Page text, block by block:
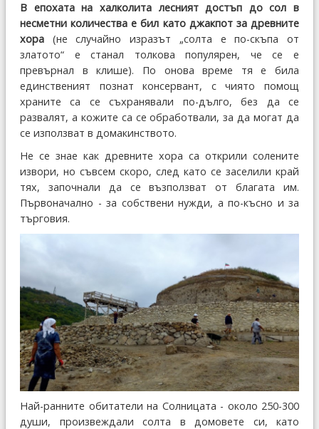
В епохата на халколита лесният достъп до сол в
несметни количества е бил като джакпот за древните
хора (не случайно изразът „солта е по-скъпа от
златото“ е станал толкова популярен, че се е
превърнал в клише). По онова време тя е била
единственият познат консервант, с чиято помощ
храните са се съхранявали по-дълго, без да се
развалят, а кожите са се обработвали, за да могат да
се използват в домакинството.
Не се знае как древните хора са открили солените
извори, но съвсем скоро, след като се заселили край
тях, започнали да се възползват от благата им.
Първоначално - за собствени нужди, а по-късно и за
търговия.
Най-ранните обитатели на Солницата - около 250-300
души, произвеждали солта в домовете си, като